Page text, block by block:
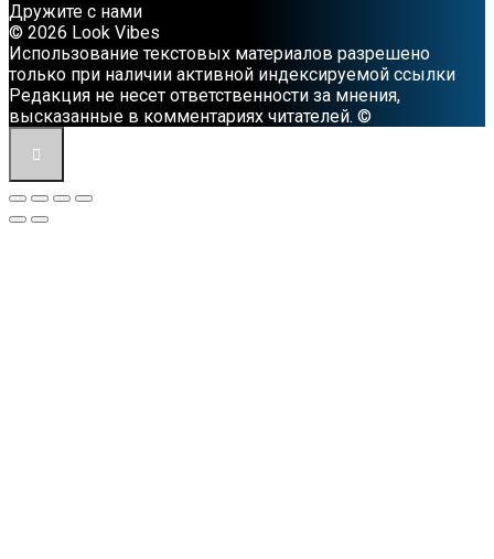
Дружите с нами
© 2026 Look Vibes
Использование текстовых материалов разрешено
только при наличии активной индексируемой ссылки
Редакция не несет ответственности за мнения,
высказанные в комментариях читателей. ©